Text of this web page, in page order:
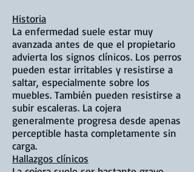
Historia
La enfermedad suele estar muy
avanzada antes de que el propietario
advierta los signos clínicos. Los perros
pueden estar irritables y resistirse a
saltar, especialmente sobre los
muebles. También pueden resistirse a
subir escaleras. La cojera
generalmente progresa desde apenas
perceptible hasta completamente sin
carga.
Hallazgos clínicos